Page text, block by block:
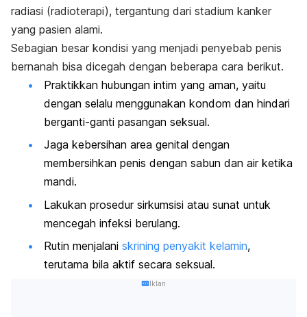
radiasi (radioterapi), tergantung dari stadium kanker
yang pasien alami.
Sebagian besar kondisi yang menjadi penyebab penis
bernanah bisa dicegah dengan beberapa cara berikut.
Praktikkan hubungan intim yang aman, yaitu
dengan selalu menggunakan kondom dan hindari
berganti-ganti pasangan seksual.
Jaga kebersihan area genital dengan
membersihkan penis dengan sabun dan air ketika
mandi.
Lakukan prosedur sirkumsisi atau sunat untuk
mencegah infeksi berulang.
Rutin menjalani skrining penyakit kelamin,
terutama bila aktif secara seksual.
Iklan